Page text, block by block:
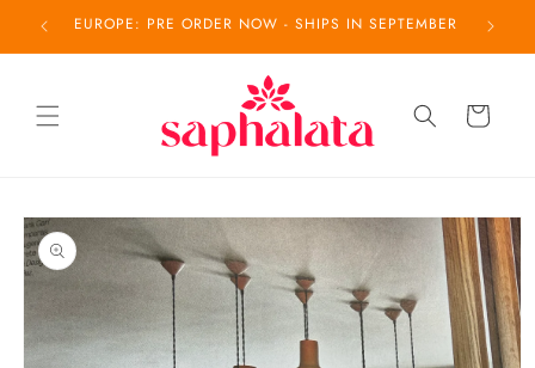
directamente
al contenido
EUROPE: PRE ORDER NOW - SHIPS IN SEPTEMBER
Carrito
directamente
a la
información
del producto